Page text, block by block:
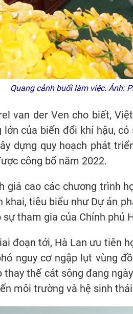
Quang cảnh buổi làm việc. Ảnh:
van der Ven cho biết,
của biến đổi khí hậu,
dựng quy hoạch phát
công bố năm 2022.
giá cao các chương trình
tiêu biểu như Dự án
tham gia của Chính phủ
đoạn tới, Hà Lan ưu tiên
nguy cơ ngập lụt vùng
thế cát sông đang
môi trường và hệ sinh